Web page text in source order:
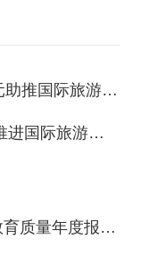
上一篇：海南财政部门安排10亿元助推国际旅游岛建设
下一篇：海南贯彻《若干意见》 推进国际旅游岛建设
海南职业外语旅游学校中等职业教育质量年度报告2018年